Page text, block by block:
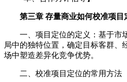
第三章 存量商业如何校准项目
一、项目定位的定义：基于市
局中的独特位置，确定目标客群、
场中塑造差异化竞争优势。
二、校准项目定位的常用方法